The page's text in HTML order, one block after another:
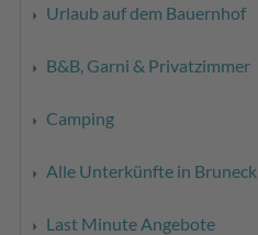
Urlaub auf dem Bauernhof
B&B, Garni & Privatzimmer
Camping
Alle Unterkünfte in Bruneck
Last Minute Angebote